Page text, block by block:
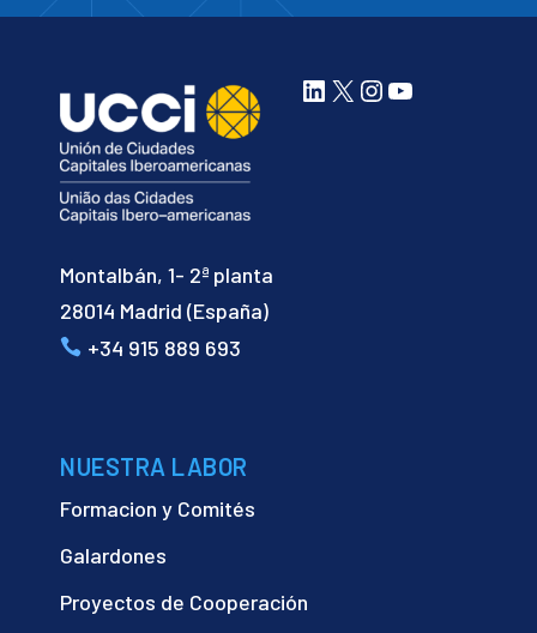
Montalbán, 1- 2ª planta
28014 Madrid (España)
+34 915 889 693
LinkedIn
X Instagram
YouTube
NUESTRA LABOR
Formacion y Comités
Galardones
Proyectos de Cooperación